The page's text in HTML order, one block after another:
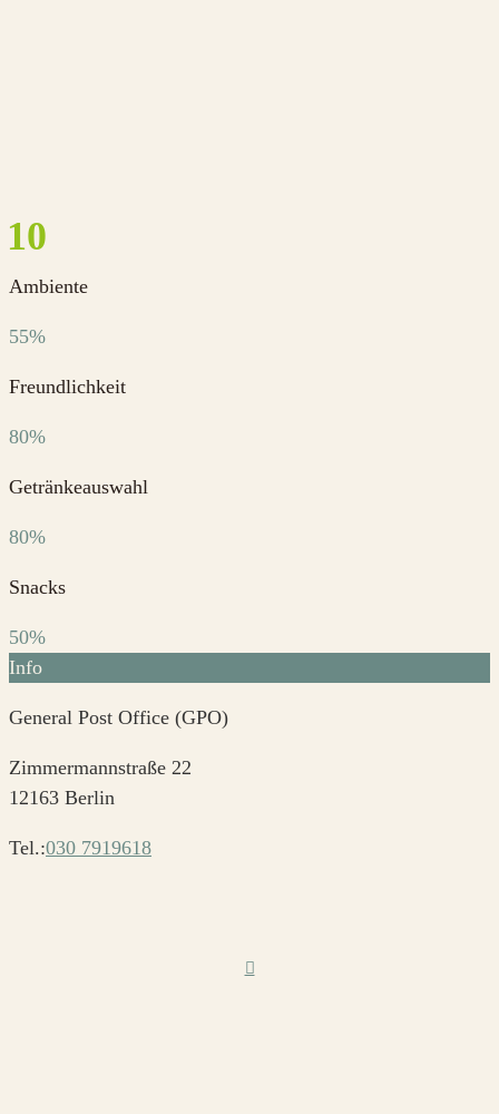
Ambiente
55%
Freundlichkeit
80%
Getränkeauswahl
80%
Snacks
50%
Info
General Post Office (GPO)
Zimmermannstraße 22
12163 Berlin
Tel.:030 7919618